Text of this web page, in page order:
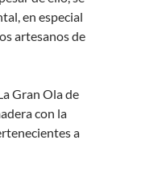
en especial
artesanos de
Gran Ola de
con la
a